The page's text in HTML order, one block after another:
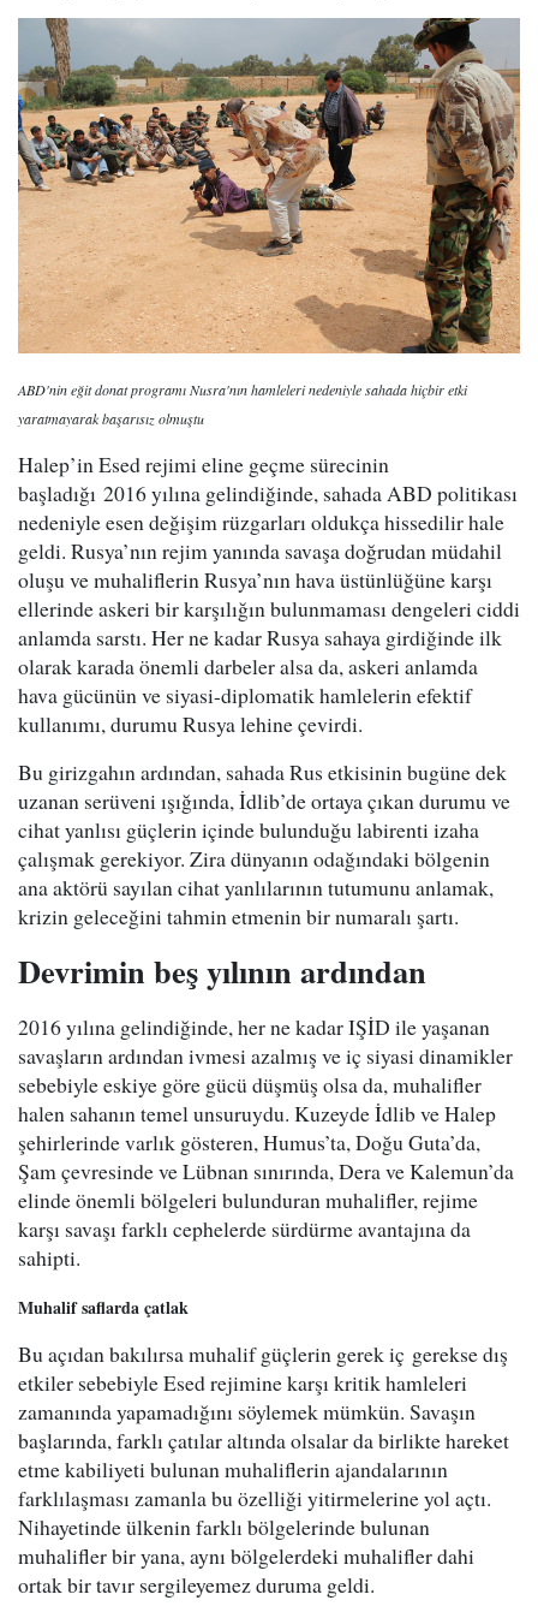
ABD'nin eğit donat programı Nusra'nın hamleleri nedeniyle sahada hiçbir etki
yaratmayarak başarısız olmuştu
Halep’in Esed rejimi eline geçme sürecinin
başladığı 2016 yılına gelindiğinde, sahada ABD politikası
nedeniyle esen değişim rüzgarları oldukça hissedilir hale
geldi. Rusya’nın rejim yanında savaşa doğrudan müdahil
oluşu ve muhaliflerin Rusya’nın hava üstünlüğüne karşı
ellerinde askeri bir karşılığın bulunmaması dengeleri ciddi
anlamda sarstı. Her ne kadar Rusya sahaya girdiğinde ilk
olarak karada önemli darbeler alsa da, askeri anlamda
hava gücünün ve siyasi-diplomatik hamlelerin efektif
kullanımı, durumu Rusya lehine çevirdi.
Bu girizgahın ardından, sahada Rus etkisinin bugüne dek
uzanan serüveni ışığında, İdlib’de ortaya çıkan durumu ve
cihat yanlısı güçlerin içinde bulunduğu labirenti izaha
çalışmak gerekiyor. Zira dünyanın odağındaki bölgenin
ana aktörü sayılan cihat yanlılarının tutumunu anlamak,
krizin geleceğini tahmin etmenin bir numaralı şartı.
Devrimin beş yılının ardından
2016 yılına gelindiğinde, her ne kadar IŞİD ile yaşanan
savaşların ardından ivmesi azalmış ve iç siyasi dinamikler
sebebiyle eskiye göre gücü düşmüş olsa da, muhalifler
halen sahanın temel unsuruydu. Kuzeyde İdlib ve Halep
şehirlerinde varlık gösteren, Humus’ta, Doğu Guta’da,
Şam çevresinde ve Lübnan sınırında, Dera ve Kalemun’da
elinde önemli bölgeleri bulunduran muhalifler, rejime
karşı savaşı farklı cephelerde sürdürme avantajına da
sahipti.
Muhalif saflarda çatlak
Bu açıdan bakılırsa muhalif güçlerin gerek iç gerekse dış
etkiler sebebiyle Esed rejimine karşı kritik hamleleri
zamanında yapamadığını söylemek mümkün. Savaşın
başlarında, farklı çatılar altında olsalar da birlikte hareket
etme kabiliyeti bulunan muhaliflerin ajandalarının
farklılaşması zamanla bu özelliği yitirmelerine yol açtı.
Nihayetinde ülkenin farklı bölgelerinde bulunan
muhalifler bir yana, aynı bölgelerdeki muhalifler dahi
ortak bir tavır sergileyemez duruma geldi.